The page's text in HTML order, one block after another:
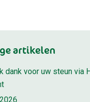
artikelen
dank voor uw steun via